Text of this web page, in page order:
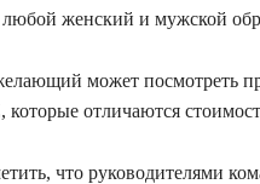
женский и мужской
может посмотреть
которые отличаются
что руководителями